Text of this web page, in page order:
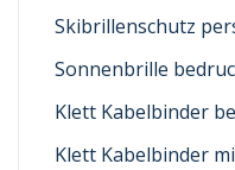
Skibrillenschutz
Sonnenbrille
Klett Kabelbinder
Klett Kabelbinder